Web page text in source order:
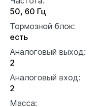
50, 60 Гц
Тормозной блок:
есть
Аналоговый выход:
2
Аналоговый вход:
2
Масса: